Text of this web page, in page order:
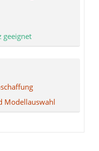
geeignet
Modellauswahl